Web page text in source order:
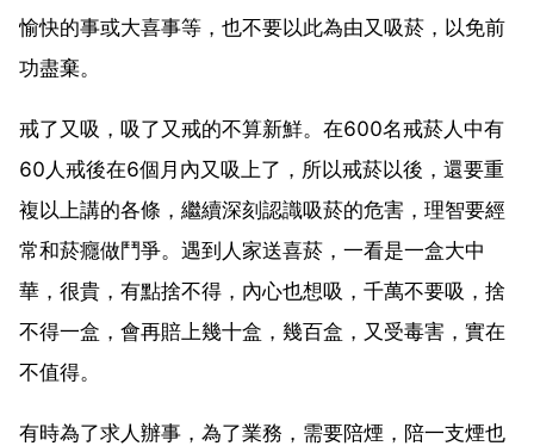
愉快的事或大喜事等，也不要以此為由又吸菸，以免前
功盡棄。
戒了又吸，吸了又戒的不算新鮮。在600名戒菸人中有
60人戒後在6個月內又吸上了，所以戒菸以後，還要重
複以上講的各條，繼續深刻認識吸菸的危害，理智要經
常和菸癮做鬥爭。遇到人家送喜菸，一看是一盒大中
華，很貴，有點捨不得，內心也想吸，千萬不要吸，捨
不得一盒，會再賠上幾十盒，幾百盒，又受毒害，實在
不值得。
有時為了求人辦事，為了業務，需要陪煙，陪一支煙也